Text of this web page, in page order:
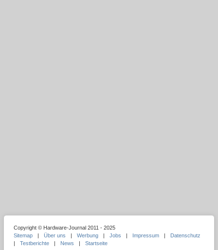
Copyright © Hardware-Journal 2011 - 2025
Sitemap
| Über uns | Werbung | Jobs | Impressum |
Datenschutz
|
Testberichte | News | Startseite